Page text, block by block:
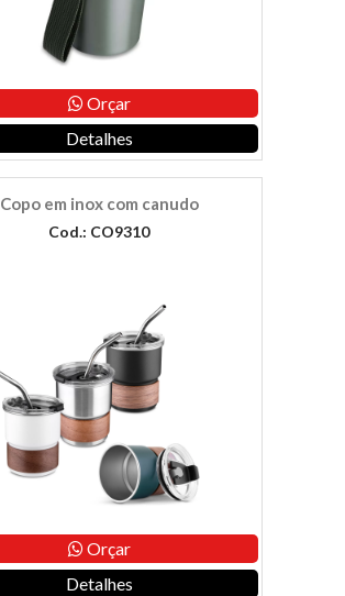
Orçar
Detalhes
Copo em inox com canudo
Cod.: CO9310
Orçar
Detalhes